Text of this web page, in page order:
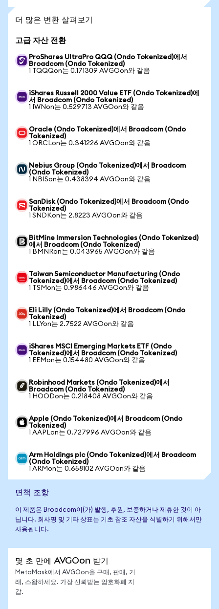
더 많은 변환 살펴보기
고급 자산 전환
ProShares UltraPro QQQ (Ondo Tokenized)에서
Broadcom (Ondo Tokenized)
1 TQQQon는 0.171309 AVGOon와 같음
iShares Russell 2000 Value ETF (Ondo Tokenized)에
서 Broadcom (Ondo Tokenized)
1 IWNon는 0.529713 AVGOon와 같음
Oracle (Ondo Tokenized)에서 Broadcom (Ondo
Tokenized)
1 ORCLon는 0.341226 AVGOon와 같음
Nebius Group (Ondo Tokenized)에서 Broadcom
(Ondo Tokenized)
1 NBISon는 0.438394 AVGOon와 같음
SanDisk (Ondo Tokenized)에서 Broadcom (Ondo
Tokenized)
1 SNDKon는 2.8223 AVGOon와 같음
BitMine Immersion Technologies (Ondo Tokenized)
에서 Broadcom (Ondo Tokenized)
1 BMNRon는 0.043965 AVGOon와 같음
Taiwan Semiconductor Manufacturing (Ondo
Tokenized)에서 Broadcom (Ondo Tokenized)
1 TSMon는 0.986446 AVGOon와 같음
Eli Lilly (Ondo Tokenized)에서 Broadcom (Ondo
Tokenized)
1 LLYon는 2.7522 AVGOon와 같음
iShares MSCI Emerging Markets ETF (Ondo
Tokenized)에서 Broadcom (Ondo Tokenized)
1 EEMon는 0.154480 AVGOon와 같음
Robinhood Markets (Ondo Tokenized)에서
Broadcom (Ondo Tokenized)
1 HOODon는 0.218408 AVGOon와 같음
Apple (Ondo Tokenized)에서 Broadcom (Ondo
Tokenized)
1 AAPLon는 0.727996 AVGOon와 같음
Arm Holdings plc (Ondo Tokenized)에서 Broadcom
(Ondo Tokenized)
1 ARMon는 0.658102 AVGOon와 같음
면책 조항
이 제품은 Broadcom이(가) 발행, 후원, 보증하거나 제휴한 것이 아
닙니다. 회사명 및 기타 상표는 기초 참조 자산을 식별하기 위해서만
사용됩니다.
몇 초 만에 AVGOon 받기
MetaMask에서 AVGOon을 구매, 판매, 거
래, 스왑하세요. 가장 신뢰받는 암호화폐 지
갑.